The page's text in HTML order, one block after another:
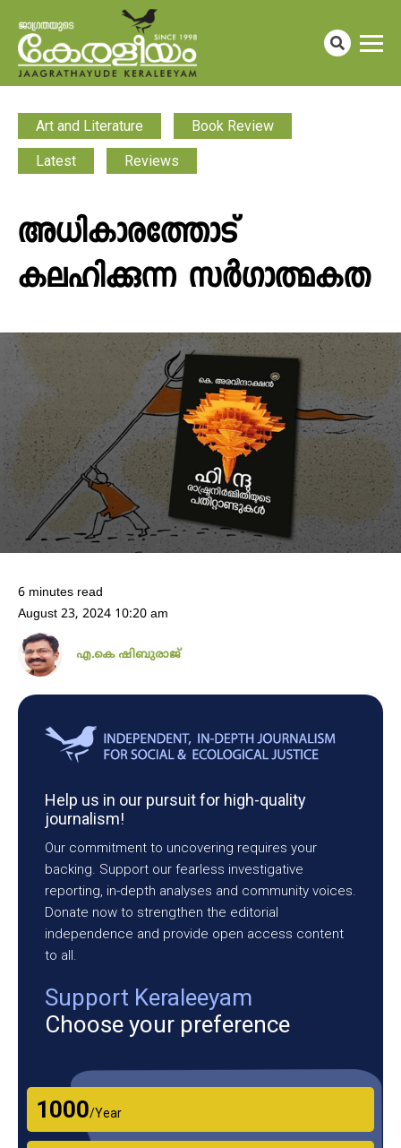
Art and Literature Book Review
Latest Reviews
അധികാരത്തോട്
കലഹിക്കുന്ന സർഗാത്മകത
6 minutes read
August 23, 2024 10:20 am
എ.കെ ഷിബുരാജ്
Help us in our pursuit for high-quality
journalism!
Our commitment to uncovering requires your
backing. Support our fearless investigative
reporting, in-depth analyses and community voices.
Donate now to strengthen the editorial
independence and provide open access content
to all.
Support Keraleeyam
Choose your preference
₹1000/Year